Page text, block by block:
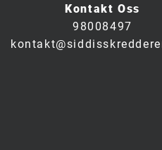
Kontakt Oss
98008497